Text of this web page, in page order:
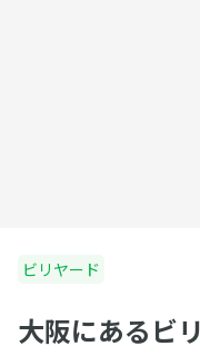
ビリヤード
大阪にあるビ